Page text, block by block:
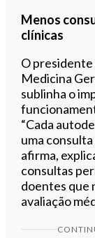
Menos
clínicas
O presidente
Medicina
sublinha o
“Cada
uma
afirma,
consultas
doentes que
avaliação